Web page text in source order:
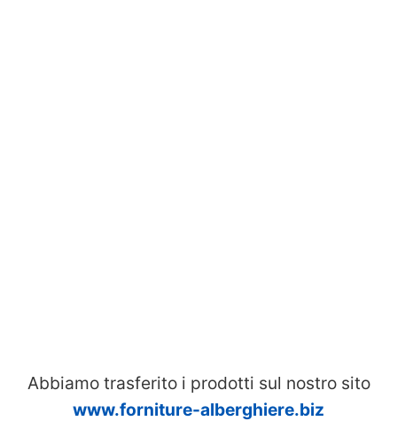
Abbiamo trasferito i prodotti sul nostro sito
www.forniture-alberghiere.biz